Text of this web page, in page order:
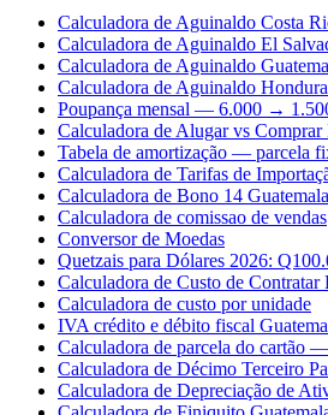
Calculadora de Aguinaldo Costa
Calculadora de Aguinaldo El
Calculadora de Aguinaldo
Calculadora de Aguinaldo
Poupança mensal — 6.000 →
Calculadora de Alugar vs Comprar
Tabela de amortização — parcela
Calculadora de Tarifas de
Calculadora de Bono 14 Guatemala
Calculadora de comissao de vendas
Conversor de Moedas
Quetzais para Dólares 2026:
Calculadora de Custo de Contratar
Calculadora de custo por unidade
IVA crédito e débito fiscal
Calculadora de parcela do cartão
Calculadora de Décimo Terceiro
Calculadora de Depreciação de